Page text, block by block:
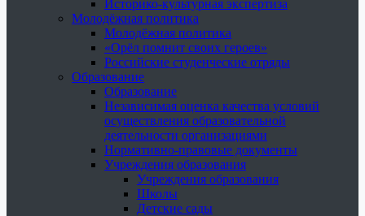
Историко-культурная экспертиза
Молодёжная политика
Молодёжная политика
«Орёл помнит своих героев»
Российские студенческие отряды
Образование
Образование
Независимая оценка качества условий
осуществления образовательной
деятельности организациями
Нормативно-правовые документы
Учреждения образования
Учреждения образования
Школы
Детские сады